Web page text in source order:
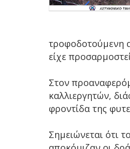
τροφοδοτούμενη
είχε
Στον
καλλιεργητών,
φροντίδα της
Σημειώνεται ότι